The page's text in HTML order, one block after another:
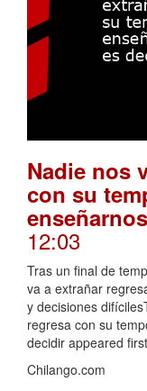
Nadie nos
con su
12:03
Tras un final de
va a extrañar
y decisiones
regresa con su
decidir appeared
Chilango.com